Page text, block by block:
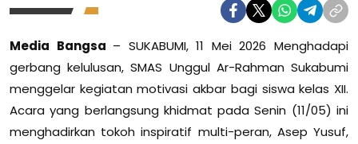
Media Bangsa – SUKABUMI, 11 Mei 2026 Menghadapi
gerbang kelulusan, SMAS Unggul Ar-Rahman Sukabumi
menggelar kegiatan motivasi akbar bagi siswa kelas XII.
Acara yang berlangsung khidmat pada Senin (11/05) ini
menghadirkan tokoh inspiratif multi-peran, Asep Yusuf,